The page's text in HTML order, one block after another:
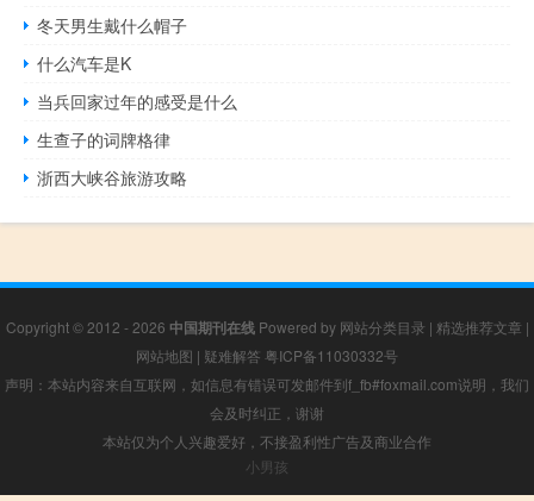
冬天男生戴什么帽子
什么汽车是K
当兵回家过年的感受是什么
生查子的词牌格律
浙西大峡谷旅游攻略
Copyright © 2012 - 2026 中国期刊在线Powered by 网站分类目录 | 精选推荐文章 |
网站地图 | 疑难解答 粤ICP备11030332号
声明：本站内容来自互联网，如信息有错误可发邮件到f_fb#foxmail.com说明，我们
会及时纠正，谢谢
本站仅为个人兴趣爱好，不接盈利性广告及商业合作
小男孩